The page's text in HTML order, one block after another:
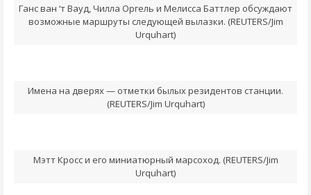
Ганс ван ‘т Вауд, Чилла Оргель и Мелисса Баттлер обсуждают
возможные маршруты следующей вылазки. (REUTERS/Jim
Urquhart)
Имена на дверях — отметки былых резидентов станции.
(REUTERS/Jim Urquhart)
Мэтт Кросс и его миниатюрный марсоход. (REUTERS/Jim
Urquhart)